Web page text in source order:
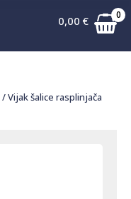
0,00 € 0
/ Vijak šalice rasplinjača